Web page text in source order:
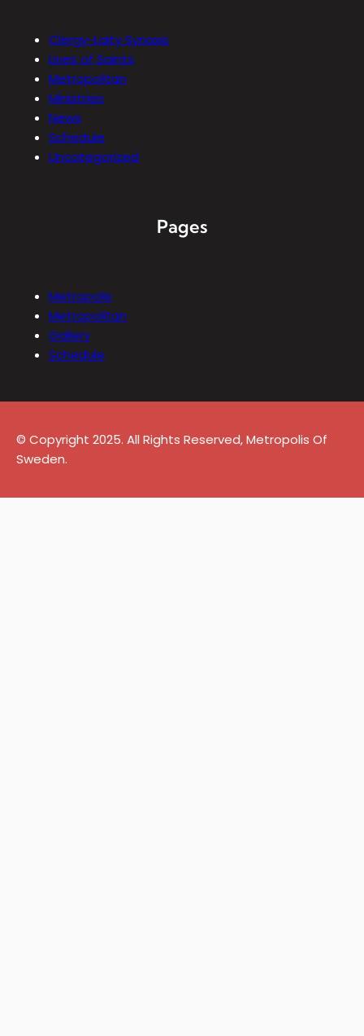
Clergy-Laity Synaxis
Lives of Saints
Metropolitan
Ministries
News
Schedule
Uncategorized
Pages
Metropolis
Metropolitan
Gallery
Schedule
© Copyright 2025. All Rights Reserved, Metropolis Of
Sweden.